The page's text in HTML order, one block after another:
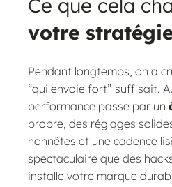
Ce que cela
votre
Pendant longtemps, on a
“qui envoie fort” suffisait.
performance passe par un
propre, des réglages
honnêtes et une cadence
spectaculaire que des
installe votre marque